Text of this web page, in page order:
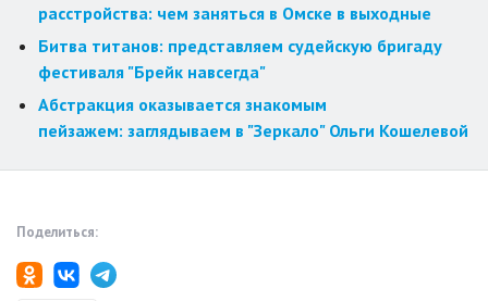
расстройства: чем заняться в Омске в выходные
Битва титанов: представляем судейскую бригаду
фестиваля "Брейк навсегда"
Абстракция оказывается знакомым
пейзажем: заглядываем в "Зеркало" Ольги Кошелевой
Поделиться: